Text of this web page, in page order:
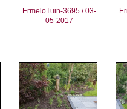
ErmeloTuin-3695 / 03-
05-2017